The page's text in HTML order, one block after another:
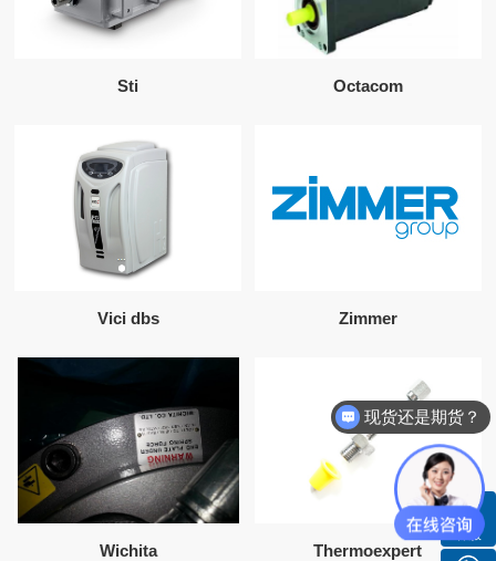
Sti Octacom
Vici dbs Zimmer
Wichita Thermoexpert
客服
现货还是期货？